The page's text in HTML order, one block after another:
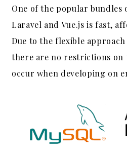
One of the popular bundles
Laravel and Vue.js is fast,
Due to the flexible
there are no restrictions on
occur when developing on